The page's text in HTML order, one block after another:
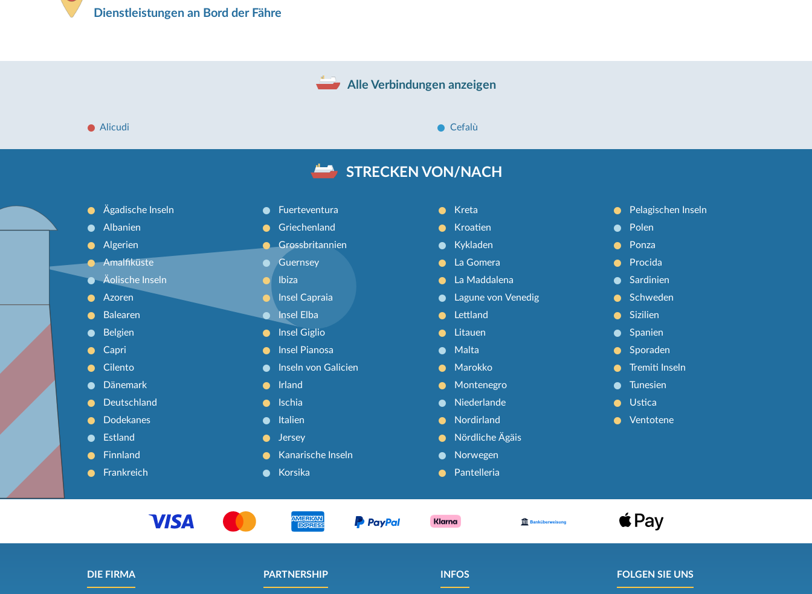
Dienstleistungen an Bord der Fähre
Alle Verbindungen anzeigen
Alicudi Cefalù
STRECKEN VON/NACH
Ägadische Inseln
Albanien
Algerien
Amalfiküste
Äolische Inseln
Azoren
Balearen
Belgien
Capri
Cilento
Dänemark
Deutschland
Dodekanes
Estland
Finnland
Frankreich
Fuerteventura
Griechenland
Grossbritannien
Guernsey
Ibiza
Insel Capraia
Insel Elba
Insel Giglio
Insel Pianosa
Inseln von Galicien
Irland
Ischia
Italien
Jersey
Kanarische Inseln
Korsika
Kreta
Kroatien
Kykladen
La Gomera
La Maddalena
Lagune von Venedig
Lettland
Litauen
Malta
Marokko
Montenegro
Niederlande
Nordirland
Nördliche Ägäis
Norwegen
Pantelleria
Pelagischen Inseln
Polen
Ponza
Procida
Sardinien
Schweden
Sizilien
Spanien
Sporaden
Tremiti Inseln
Tunesien
Ustica
Ventotene
DIE FIRMA PARTNERSHIP INFOS FOLGEN SIE UNS